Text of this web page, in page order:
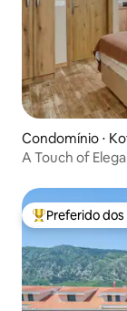
Condomínio ⋅
A Touch of
Entre os
Preferido